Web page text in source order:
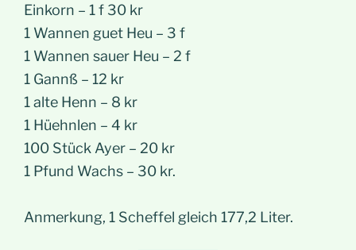
Einkorn – 1 f 30 kr
1 Wannen guet Heu – 3 f
1 Wannen sauer Heu – 2 f
1 Gannß – 12 kr
1 alte Henn – 8 kr
1 Hüehnlen – 4 kr
100 Stück Ayer – 20 kr
1 Pfund Wachs – 30 kr.
Anmerkung, 1 Scheffel gleich 177,2 Liter.